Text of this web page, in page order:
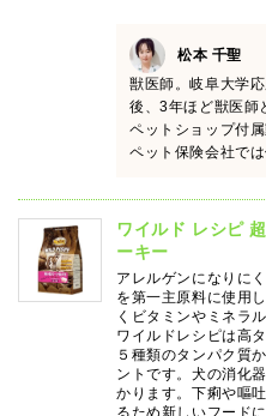
松本 千聖
獣医師。岐阜大学
後、3年ほど獣医師
ペットショップ付
ペット保険会社で
ワイルド レシピ
ーキー
アレルゲンになりに
を第一主原料に使用
くビタミンやミネラ
ワイルドレシピは高
５種類のタンパク質
ントです。犬の消化
かります。下痢や嘔